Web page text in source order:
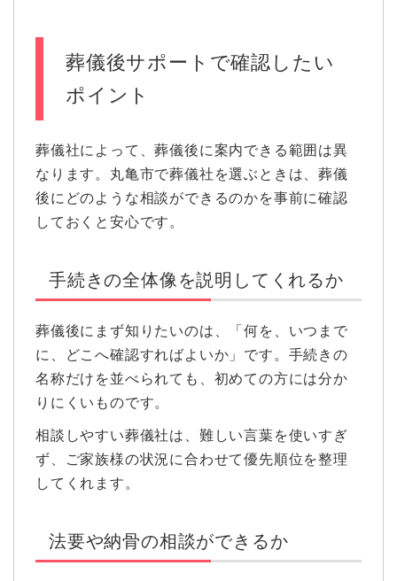
葬儀後サポートで確認したい
ポイント
葬儀社によって、葬儀後に案内できる範囲は異
なります。丸亀市で葬儀社を選ぶときは、葬儀
後にどのような相談ができるのかを事前に確認
しておくと安心です。
手続きの全体像を説明してくれるか
葬儀後にまず知りたいのは、「何を、いつまで
に、どこへ確認すればよいか」です。手続きの
名称だけを並べられても、初めての方には分か
りにくいものです。
相談しやすい葬儀社は、難しい言葉を使いすぎ
ず、ご家族様の状況に合わせて優先順位を整理
してくれます。
法要や納骨の相談ができるか